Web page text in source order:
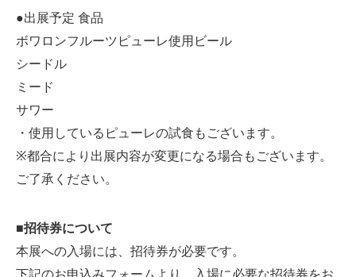
●出展予定 食品
ボワロンフルーツピューレ使用ビール
シードル
ミード
サワー
・使用しているピューレの試食もございます。
※都合により出展内容が変更になる場合もございます。
ご了承ください。
■招待券について
本展への入場には、招待券が必要です。
下記のお申込みフォームより、入場に必要な招待券をお